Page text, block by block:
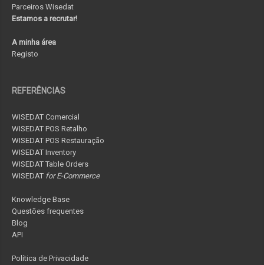
Parceiros Wisedat
Estamos a recrutar!
A minha área
Registo
REFERÊNCIAS
WISEDAT Comercial
WISEDAT POS Retalho
WISEDAT POS Restauração
WISEDAT Inventory
WISEDAT Table Orders
WISEDAT for E-Commerce
Knowledge Base
Questões frequentes
Blog
API
Política de Privacidade